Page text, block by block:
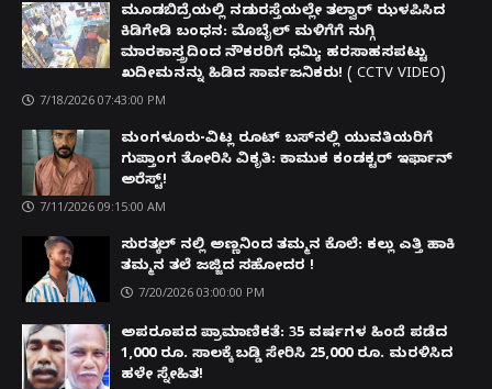
ಮೂಡಬಿದ್ರೆಯಲ್ಲಿ ನಡುರಸ್ತೆಯಲ್ಲೇ ತಲ್ವಾರ್ ಝಳಪಿಸಿದ
ಕಿಡಿಗೇಡಿ ಬಂಧನ: ಮೊಬೈಲ್ ಮಳಿಗೆಗೆ ನುಗ್ಗಿ
ಮಾರಕಾಸ್ತ್ರದಿಂದ ನೌಕರರಿಗೆ ಧಮ್ಕಿ; ಹರಸಾಹಸಪಟ್ಟು
ಖದೀಮನನ್ನು ಹಿಡಿದ ಸಾರ್ವಜನಿಕರು! ( CCTV VIDEO)
7/18/2026 07:43:00 PM
ಮಂಗಳೂರು-ವಿಟ್ಲ ರೂಟ್ ಬಸ್‌ನಲ್ಲಿ ಯುವತಿಯರಿಗೆ
ಗುಪ್ತಾಂಗ ತೋರಿಸಿ ವಿಕೃತಿ: ಕಾಮುಕ ಕಂಡಕ್ಟರ್ ಇರ್ಫಾನ್
ಅರೆಸ್ಟ್!
7/11/2026 09:15:00 AM
ಸುರತ್ಕಲ್ ನಲ್ಲಿ ಅಣ್ಣನಿಂದ ತಮ್ಮನ ಕೊಲೆ: ಕಲ್ಲು ಎತ್ತಿ ಹಾಕಿ
ತಮ್ಮನ ತಲೆ ಜಜ್ಜಿದ ಸಹೋದರ !
7/20/2026 03:00:00 PM
ಅಪರೂಪದ ಪ್ರಾಮಾಣಿಕತೆ: 35 ವರ್ಷಗಳ ಹಿಂದೆ ಪಡೆದ
1,000 ರೂ. ಸಾಲಕ್ಕೆ ಬಡ್ಡಿ ಸೇರಿಸಿ 25,000 ರೂ. ಮರಳಿಸಿದ
ಹಳೇ ಸ್ನೇಹಿತ!